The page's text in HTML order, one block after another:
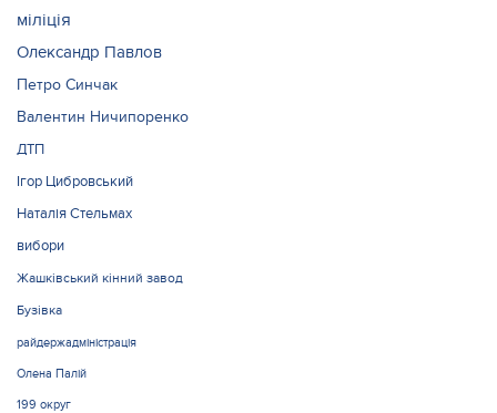
міліція
Олександр Павлов
Петро Синчак
Валентин Ничипоренко
ДТП
Ігор Цибровський
Наталія Стельмах
вибори
Жашківський кінний завод
Бузівка
райдержадміністрація
Олена Палій
199 округ